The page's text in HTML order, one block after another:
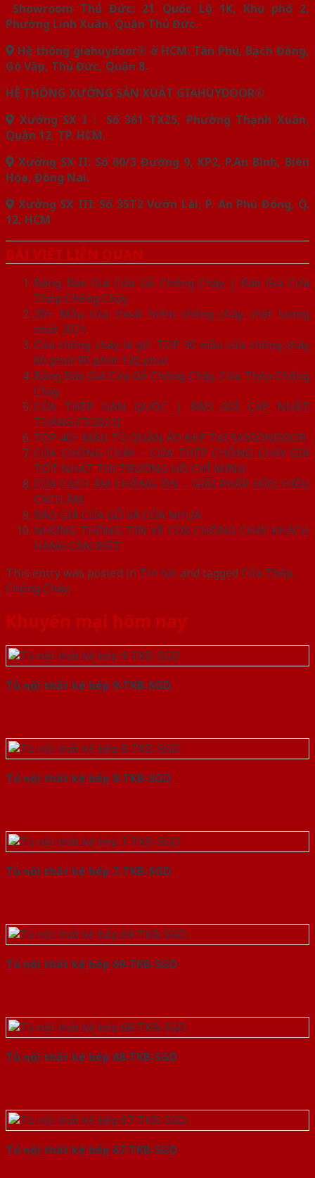
Showroom Thủ Đức: 21 Quốc Lộ 1K, Khu phố 2,
Phường Linh Xuân, Quận Thủ Đức.
Hệ thống giahuydoor® ở HCM: Tân Phú, Bạch Đằng,
Gò Vấp, Thủ Đức, Quận 8.
HỆ THỐNG XƯỞNG SẢN XUẤT GIAHUYDOOR®
Xưởng SX I : Số 361 TX25, Phường Thạnh Xuân,
Quận 12, TP. HCM.
Xưởng SX II: Số 60/3 Đường 9, KP2, P.An Bình, Biên
Hòa, Đồng Nai.
Xưởng SX III: Số 35T2 Vườn Lài, P. An Phú Đông, Q.
12, HCM
BÀI VIẾT LIÊN QUAN
Bảng Báo Giá Cửa Gỗ Chống Cháy | Báo Giá Cửa
Thép Chống Cháy
20+ Mẫu cửa thoát hiểm chống cháy chất lượng
nhất 2021
Cửa chống cháy là gì?. TOP 30 mẫu cửa chống cháy
60 phút 90 phút 120 phút
Bảng Báo Giá Cửa Gỗ Chống Cháy, Cửa Thép Chống
Cháy
CỬA THÉP HÀN QUỐC | BÁO GIÁ CẬP NHẬT
THÁNG [7/2021]
TOP 40+ MẪU TỦ QUẦN ÁO ĐẸP TẠI SAIGONDOOR
CỬA CHỐNG CHÁY – CỬA THÉP CHỐNG CHÁY GIÁ
TỐT NHẤT THỊ TRƯỜNG HỒ CHÍ MINH
CỬA CÁCH ÂM CHỐNG ỒN – GIẢI PHÁP HỮU HIỆU
CÁCH ÂM
BÁO GIÁ CỬA GỖ VÀ CỬA NHỰA
NHỮNG THÔNG TIN VỀ CỬA CHỐNG CHÁY KHÁCH
HÀNG CẦN BIẾT
This entry was posted in Tin tứcand tagged Cửa Thép
Chống Cháy.
Khuyến mại hôm nay
Tủ nội thất kệ bếp 9-TKB-SGD
Tủ nội thất kệ bếp 8-TKB-SGD
Tủ nội thất kệ bếp 7-TKB-SGD
Tủ nội thất kệ bếp 69-TKB-SGD
Tủ nội thất kệ bếp 68-TKB-SGD
Tủ nội thất kệ bếp 67-TKB-SGD